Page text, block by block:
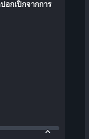
อกเปิกจากการ